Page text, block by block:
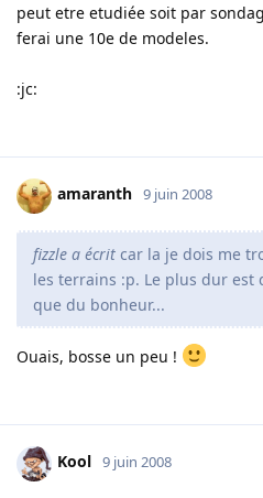
peut etre etudiée soit par
ferai une 10e de modeles.
:jc:
amaranth 9 juin 2008
fizzle a écrit car la je dois me
les terrains :p. Le plus dur est
que du bonheur...
Ouais, bosse un peu !
Kool 9 juin 2008